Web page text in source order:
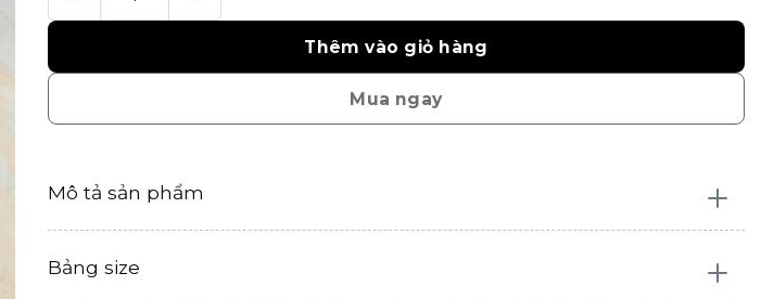
Thêm vào giỏ hàng
Mua ngay
Mô tả sản phẩm
Bảng size